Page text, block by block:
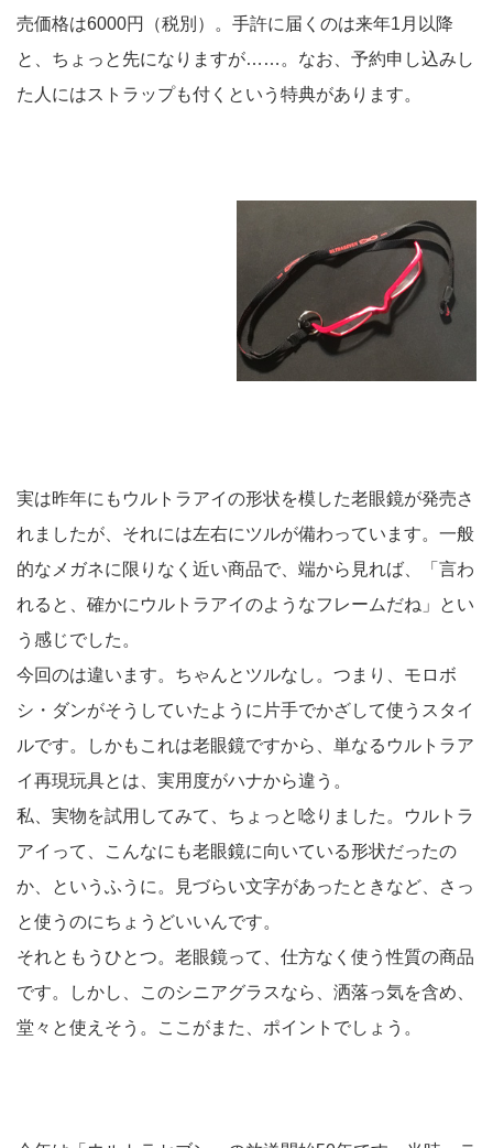
売価格は6000円（税別）。手許に届くのは来年1月以降
と、ちょっと先になりますが……。なお、予約申し込みし
た人にはストラップも付くという特典があります。
実は昨年にもウルトラアイの形状を模した老眼鏡が発売さ
れましたが、それには左右にツルが備わっています。一般
的なメガネに限りなく近い商品で、端から見れば、「言わ
れると、確かにウルトラアイのようなフレームだね」とい
う感じでした。
今回のは違います。ちゃんとツルなし。つまり、モロボ
シ・ダンがそうしていたように片手でかざして使うスタイ
ルです。しかもこれは老眼鏡ですから、単なるウルトラア
イ再現玩具とは、実用度がハナから違う。
私、実物を試用してみて、ちょっと唸りました。ウルトラ
アイって、こんなにも老眼鏡に向いている形状だったの
か、というふうに。見づらい文字があったときなど、さっ
と使うのにちょうどいいんです。
それともうひとつ。老眼鏡って、仕方なく使う性質の商品
です。しかし、このシニアグラスなら、洒落っ気を含め、
堂々と使えそう。ここがまた、ポイントでしょう。